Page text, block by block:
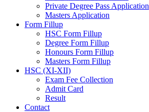
Private Degree Pass Application
Masters Application
Form Fillup
HSC Form Fillup
Degree Form Fillup
Honours Form Fillup
Masters Form Fillup
HSC (XI-XII)
Exam Fee Collection
Admit Card
Result
Contact